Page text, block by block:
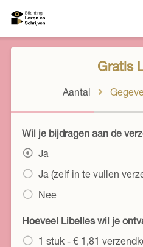
Gratis
Aantal
Wil je bijdragen aan de
Ja
Ja (zelf in te vullen
Nee
Hoeveel Libelles wil je
1 stuk - € 1,81